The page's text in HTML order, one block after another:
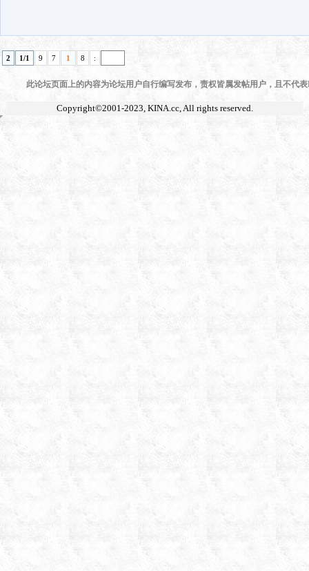
2 1/1 9 7 1 8 :
此论坛页面上的内容为论坛用户自行编写发布，责权皆属发帖用户，且不代
Copyright©2001-2023, KINA.cc, All rights reserved.